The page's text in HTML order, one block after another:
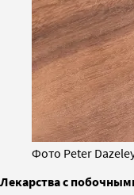
Фото Peter
Лекарства с